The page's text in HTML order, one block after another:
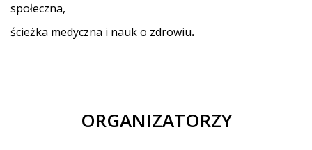
społeczna,
ścieżka medyczna i nauk o zdrowiu.
ORGANIZATORZY